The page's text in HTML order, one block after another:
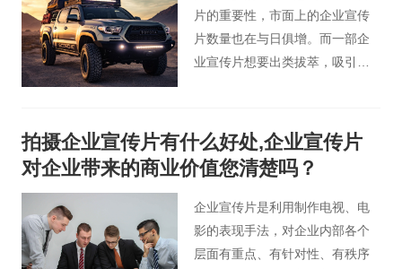
片的重要性，市面上的企业宣传
片数量也在与日俱增。而一部企
业宣传片想要出类拔萃，吸引住
要求。今天就由北京宣传片制作
公司小编来为各位分享下公司宣
传片拍摄制作思路方面的相关内
容。
拍摄企业宣传片有什么好处,企业宣传片
对企业带来的商业价值您清楚吗？
企业宣传片是利用制作电视、电
影的表现手法，对企业内部各个
层面有重点、有针对性、有秩序